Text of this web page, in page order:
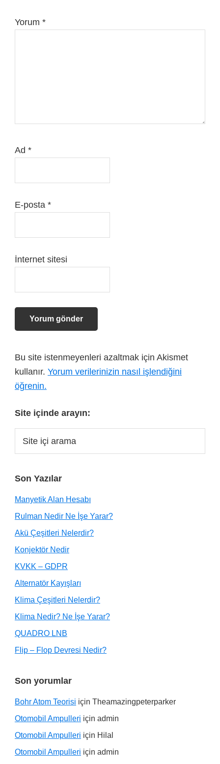
Yorum *
Ad *
E-posta *
İnternet sitesi
Bu site istenmeyenleri azaltmak için Akismet
kullanır. Yorum verilerinizin nasıl işlendiğini
öğrenin.
Site içinde arayın:
Son Yazılar
Manyetik Alan Hesabı
Rulman Nedir Ne İşe Yarar?
Akü Çeşitleri Nelerdir?
Konjektör Nedir
KVKK – GDPR
Alternatör Kayışları
Klima Çeşitleri Nelerdir?
Klima Nedir? Ne İşe Yarar?
QUADRO LNB
Flip – Flop Devresi Nedir?
Son yorumlar
Bohr Atom Teorisi için Theamazingpeterparker
Otomobil Ampulleri için admin
Otomobil Ampulleri için Hilal
Otomobil Ampulleri için admin